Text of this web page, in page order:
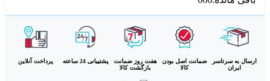
ارسال به سرتاسر
ایران
ضمانت اصل بودن
کالا
هفت روز ضمانت
بازگشت کالا
پشتیبانی 24 ساعته پرداخت آنلاین